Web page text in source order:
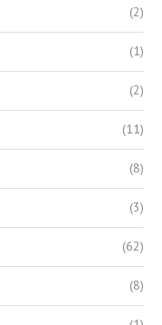
(2)
(1)
(2)
(11)
(8)
(3)
(62)
(8)